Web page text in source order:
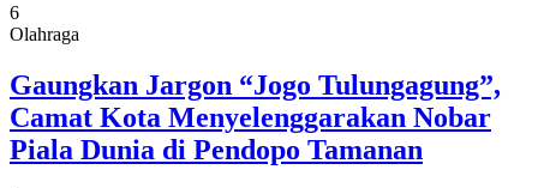
6
Olahraga
Gaungkan Jargon “Jogo Tulungagung”,
Camat Kota Menyelenggarakan Nobar
Piala Dunia di Pendopo Tamanan